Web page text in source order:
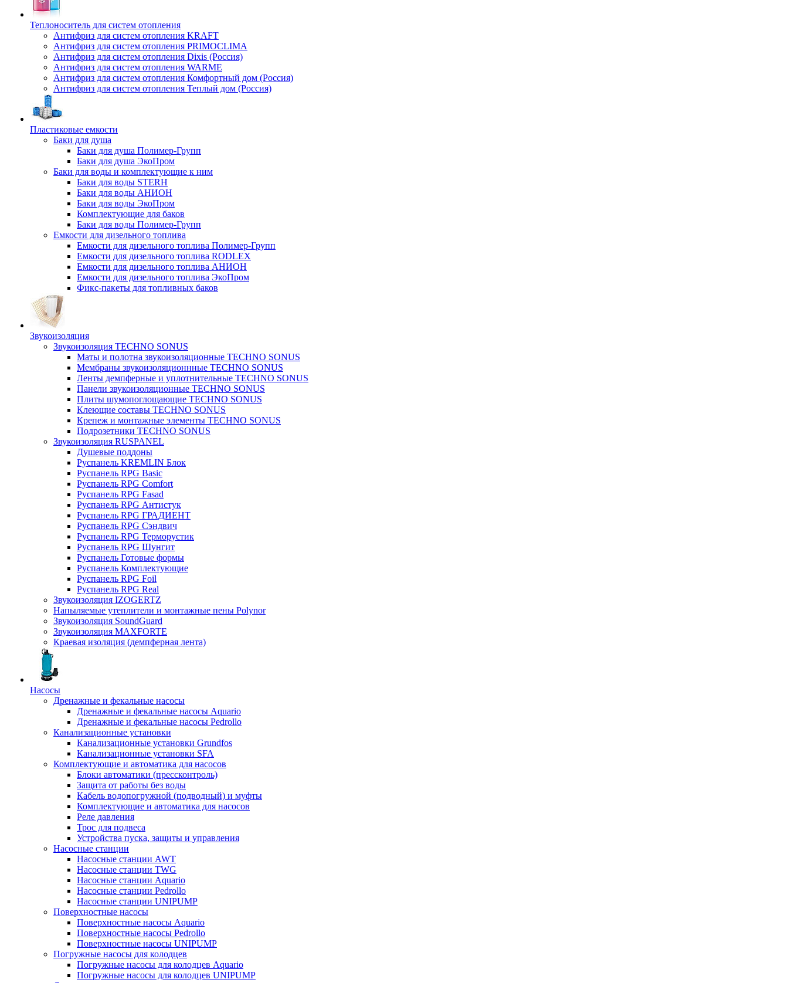
Теплоноситель для систем отопления
Антифриз для систем отопления KRAFT
Антифриз для систем отопления PRIMOCLIMA
Антифриз для систем отопления Dixis (Россия)
Антифриз для систем отопления WARME
Антифриз для систем отопления Комфортный дом (Россия)
Антифриз для систем отопления Теплый дом (Россия)
Пластиковые емкости
Баки для душа
Баки для душа Полимер-Групп
Баки для душа ЭкоПром
Баки для воды и комплектующие к ним
Баки для воды STERH
Баки для воды АНИОН
Баки для воды ЭкоПром
Комплектующие для баков
Баки для воды Полимер-Групп
Емкости для дизельного топлива
Емкости для дизельного топлива Полимер-Групп
Емкости для дизельного топлива RODLEX
Емкости для дизельного топлива АНИОН
Емкости для дизельного топлива ЭкоПром
Фикс-пакеты для топливных баков
Звукоизоляция
Звукоизоляция TECHNO SONUS
Маты и полотна звукоизоляционные TECHNO SONUS
Мембраны звукоизоляционнные TECHNO SONUS
Ленты демпферные и уплотнительные TECHNO SONUS
Панели звукоизоляционные TECHNO SONUS
Плиты шумопоглощающие TECHNO SONUS
Клеющие составы TECHNO SONUS
Крепеж и монтажные элементы TECHNO SONUS
Подрозетники TECHNO SONUS
Звукоизоляция RUSPANEL
Душевые поддоны
Руспанель KREMLIN Блок
Руспанель RPG Basic
Руспанель RPG Comfort
Руспанель RPG Fasad
Руспанель RPG Антистук
Руспанель RPG ГРАДИЕНТ
Руспанель RPG Сэндвич
Руспанель RPG Терморустик
Руспанель RPG Шунгит
Руспанель Готовые формы
Руспанель Комплектующие
Руспанель RPG Foil
Руспанель RPG Real
Звукоизоляция IZOGERTZ
Напыляемые утеплители и монтажные пены Polynor
Звукоизоляция SoundGuard
Звукоизоляция MAXFORTE
Краевая изоляция (демпферная лента)
Насосы
Дренажные и фекальные насосы
Дренажные и фекальные насосы Aquario
Дренажные и фекальные насосы Pedrollo
Канализационные установки
Канализационные установки Grundfos
Канализационные установки SFA
Комплектующие и автоматика для насосов
Блоки автоматики (прессконтроль)
Защита от работы без воды
Кабель водопогружной (подводный) и муфты
Комплектующие и автоматика для насосов
Реле давления
Трос для подвеса
Устройства пуска, защиты и управления
Насосные станции
Насосные станции AWT
Насосные станции TWG
Насосные станции Aquario
Насосные станции Pedrollo
Насосные станции UNIPUMP
Поверхностные насосы
Поверхностные насосы Aquario
Поверхностные насосы Pedrollo
Поверхностные насосы UNIPUMP
Погружные насосы для колодцев
Погружные насосы для колодцев Aquario
Погружные насосы для колодцев UNIPUMP